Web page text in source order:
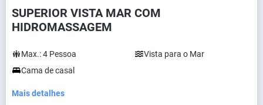
SUPERIOR VISTA MAR COM
HIDROMASSAGEM
Max.:4 Pessoa
Vista para o Mar
Cama de casal
Mais detalhes